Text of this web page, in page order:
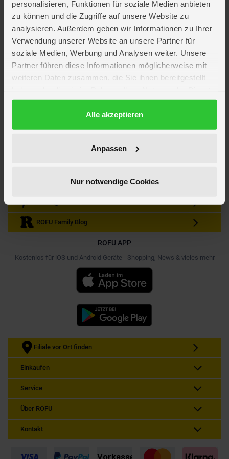
personalisieren, Funktionen für soziale Medien anbieten
zu können und die Zugriffe auf unsere Website zu
analysieren. Außerdem geben wir Informationen zu Ihrer
Verwendung unserer Website an unsere Partner für
soziale Medien, Werbung und Analysen weiter. Unsere
Partner führen diese Informationen möglicherweise mit
weiteren Daten zusammen, die Sie ihnen bereitgestellt
gesammelt haben.
DatenschutzerklärungAlle akzeptieren
Anpassen
Nur notwendige Cookies
Kein Angebot mehr verpassen
Zum Newsletter anmelden & Vorteile sichern
Anmelden
Gutscheine & Gewinnspiele
Neuheiten, Trends & Angebote
Werde unser Fan auf Facebook
ROFU Family Blog
ROFU APP
Kostenlos für iOS und Android Geräte - Shopping, News & vieles mehr
Filiale vor Ort finden
Einkaufen
Service
Über ROFU
Kontakt